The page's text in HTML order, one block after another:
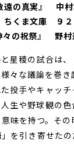
遠の真実』 中
くま文庫 ９２
々の祝祭』 野
稜の試合は、
々な議論を巻
投手やキャッチ
生や野球観の
味を持つ。そ
を引き寄せた